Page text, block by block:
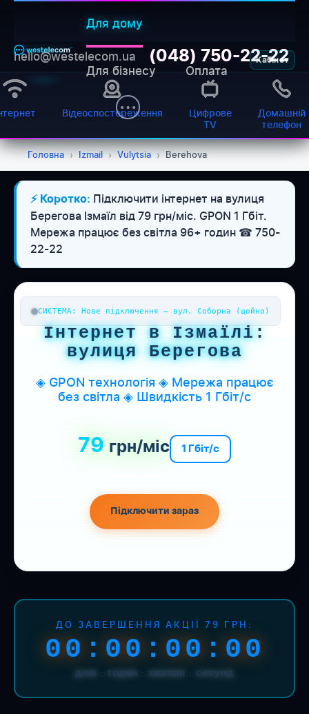
Для дому
Для бізнесу Оплата
Кабінет
hello@westelecom.ua (048) 750-22-22
Відеоспостереження
Цифрове
TV
Домашній
телефон
Головна › Izmail › Vulytsia › Berehova
⚡ Коротко: Підключити інтернет на вулиця
Берегова Ізмаїл від 79 грн/міс. GPON 1 Гбіт.
Мережа працює без світла 96+ годин ☎ 750-
22-22
СИСТЕМА: Нове підключення — вул. Соборна (щойно)
Інтернет в Ізмаїлі:
вулиця Берегова
◈ GPON технологія ◈ Мережа працює
без світла ◈ Швидкість 1 Гбіт/с
79 грн/міс 1 Гбіт/с
Підключити зараз
ДО ЗАВЕРШЕННЯ АКЦІЇ 79 ГРН:
00:00:00:00
днів : годин : хвилин : секунд
WESTELECOM
Онлайн-підтримка